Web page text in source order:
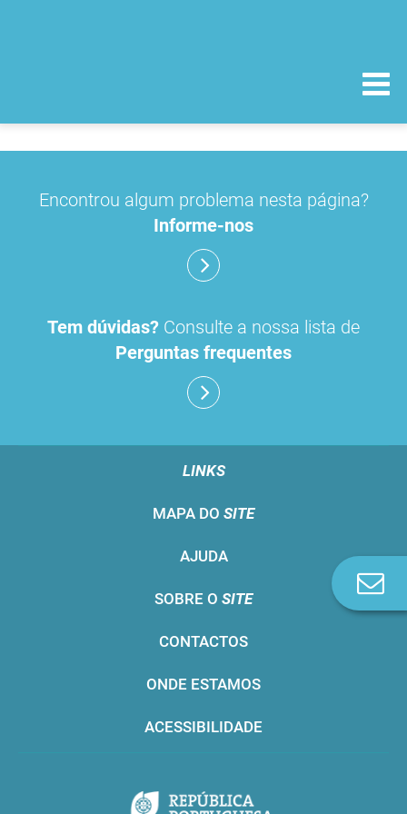
Encontrou algum problema nesta página?
Informe-nos
Tem dúvidas? Consulte a nossa lista de
Perguntas frequentes
LINKS
MAPA DO SITE
AJUDA
SOBRE O SITE
CONTACTOS
ONDE ESTAMOS
ACESSIBILIDADE